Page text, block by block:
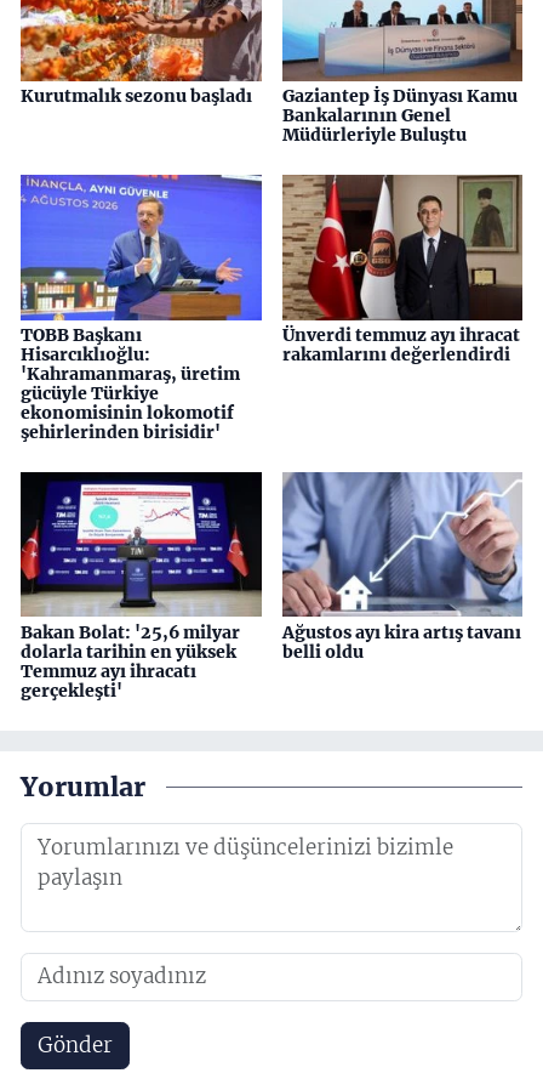
Kurutmalık sezonu başladı
Gaziantep İş Dünyası Kamu
Bankalarının Genel
Müdürleriyle Buluştu
TOBB Başkanı
Hisarcıklıoğlu:
'Kahramanmaraş, üretim
gücüyle Türkiye
ekonomisinin lokomotif
şehirlerinden birisidir'
Ünverdi temmuz ayı ihracat
rakamlarını değerlendirdi
Bakan Bolat: '25,6 milyar
dolarla tarihin en yüksek
Temmuz ayı ihracatı
gerçekleşti'
Ağustos ayı kira artış tavanı
belli oldu
Yorumlar
Gönder